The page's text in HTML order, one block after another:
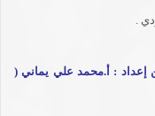
إعداد : أ.محمد علي يماني (